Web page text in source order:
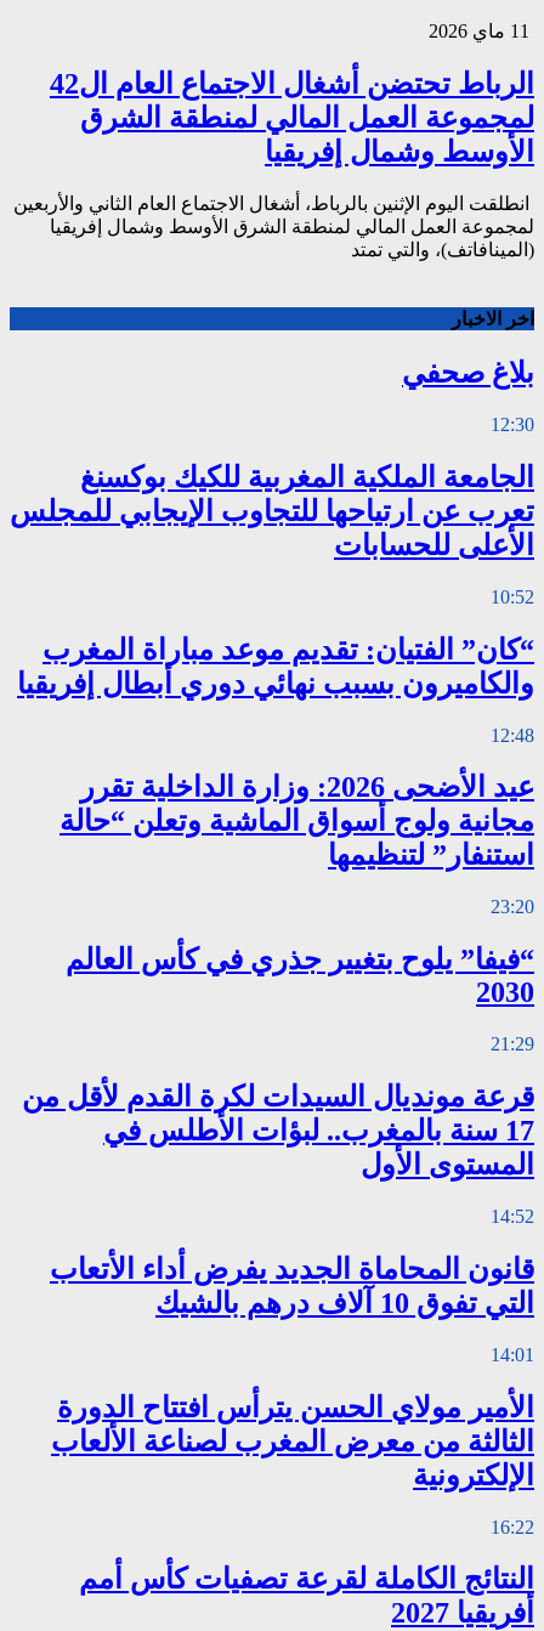
الرباط تحتضن أشغال الاجتماع العام ال42
لمجموعة العمل المالي لمنطقة الشرق
الأوسط وشمال إفريقيا
انطلقت اليوم الإثنين بالرباط، أشغال الاجتماع العام الثاني والأربعين
لمجموعة العمل المالي لمنطقة الشرق الأوسط وشمال إفريقيا
(المينافاتف)، والتي تمتد
اخر الاخبار
بلاغ صحفي
12:30
الجامعة الملكية المغربية للكيك بوكسنغ
تعرب عن ارتياحها للتجاوب الإيجابي للمجلس
الأعلى للحسابات
10:52
“كان” الفتيان: تقديم موعد مباراة المغرب
والكاميرون بسبب نهائي دوري أبطال إفريقيا
12:48
عيد الأضحى 2026: وزارة الداخلية تقرر
مجانية ولوج أسواق الماشية وتعلن “حالة
استنفار” لتنظيمها
23:20
“فيفا” يلوح بتغيير جذري في كأس العالم
2030
21:29
قرعة مونديال السيدات لكرة القدم لأقل من
17 سنة بالمغرب.. لبؤات الأطلس في
المستوى الأول
14:52
قانون المحاماة الجديد يفرض أداء الأتعاب
التي تفوق 10 آلاف درهم بالشيك
14:01
الأمير مولاي الحسن يترأس افتتاح الدورة
الثالثة من معرض المغرب لصناعة الألعاب
الإلكترونية
16:22
النتائج الكاملة لقرعة تصفيات كأس أمم
أفريقيا 2027